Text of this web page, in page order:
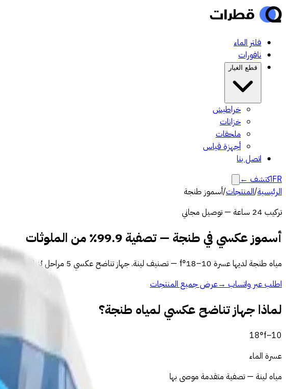
فلتر الماء
نافورات
قطع الغيار
خراطيش
خزانات
ملحقات
أجهزة قياس
اتصل بنا
FRاكتشف←
الرئيسية/المنتجات/أسموز طنجة
تركيب 24 ساعة — توصيل مجاني
أسموز عكسي في طنجة — تصفية 99.9٪ من الملوثات
مياه طنجة لديها عسرة 10–18°f — تصنيف لينة. جهاز تناضح عكسي 5 مراحل يُزيل الكلس والكلور والنترات بنسبة 99.9٪ مباشرةً من صنبورك.
اطلب عبر واتساب→عرض جميع المنتجات
لماذا جهاز تناضح عكسي لمياه طنجة؟
10
–
18°f
عسرة الماء
مياه لينة — تصفية متقدمة موصى بها